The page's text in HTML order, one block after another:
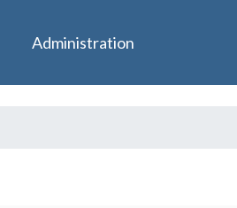
Administration